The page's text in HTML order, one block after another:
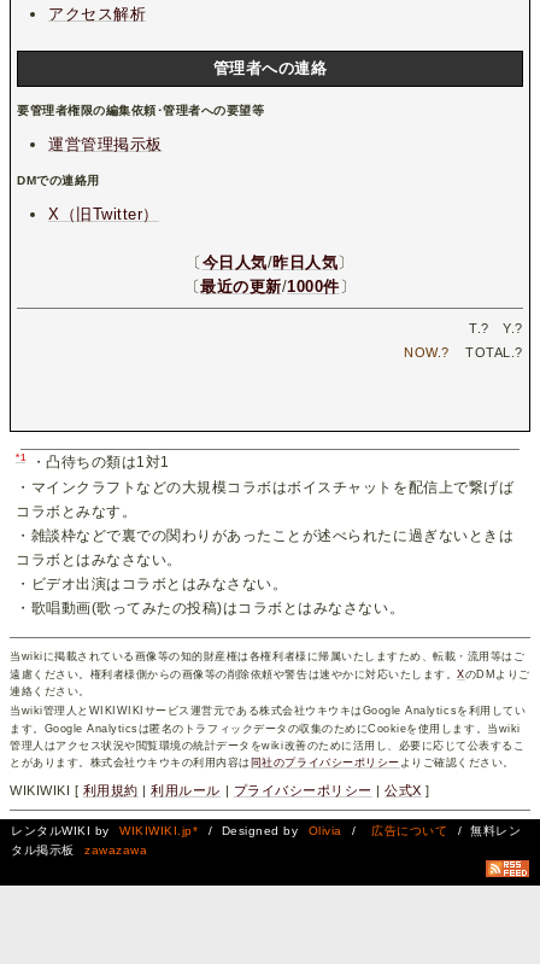
アクセス解析
管理者への連絡
要管理者権限の編集依頼･管理者への要望等
運営管理掲示板
DMでの連絡用
X（旧Twitter）
〔 今日人気/昨日人気〕
〔最近の更新/1000件 〕
T.? Y.?
NOW.? TOTAL.?
*1
・凸待ちの類は1対1
・マインクラフトなどの大規模コラボはボイスチャットを配信上で繋げば
コラボとみなす。
・雑談枠などで裏での関わりがあったことが述べられたに過ぎないときは
コラボとはみなさない。
・ビデオ出演はコラボとはみなさない。
・歌唱動画(歌ってみたの投稿)はコラボとはみなさない。
当wikiに掲載されている画像等の知的財産権は各権利者様に帰属いたしますため、転載・流用等はご
遠慮ください。権利者様側からの画像等の削除依頼や警告は速やかに対応いたします。XのDMよりご
連絡ください。
当wiki管理人とWIKIWIKIサービス運営元である株式会社ウキウキはGoogle Analyticsを利用してい
ます。Google Analyticsは匿名のトラフィックデータの収集のためにCookieを使用します。当wiki
管理人はアクセス状況や閲覧環境の統計データをwiki改善のために活用し、必要に応じて公表するこ
とがあります。株式会社ウキウキの利用内容は 同社のプライバシーポリシー よりご確認ください。
WIKIWIKI [ 利用規約 |利用ルール | プライバシーポリシー |公式X ]
レンタルWIKI by WIKIWIKI.jp* / Designed by Olivia / 広告について
/ 無料レン
タル掲示板
zawazawa